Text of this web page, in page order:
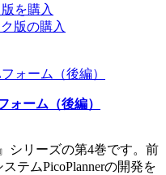
を購入
版の購入
ーム（後編）
シリーズの第4巻です。前
テムPicoPlannerの開発を